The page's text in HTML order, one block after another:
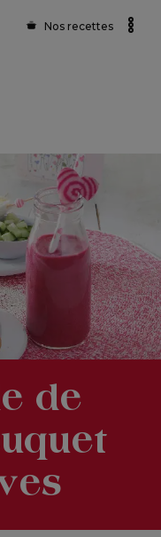
Nos recettes
de